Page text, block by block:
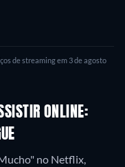
de streaming em 3 de agosto
ONLINE:
no Netflix,